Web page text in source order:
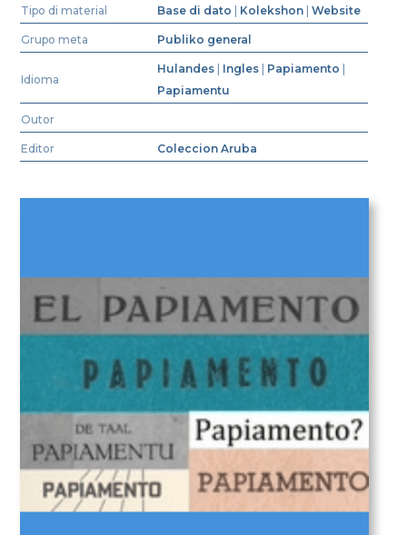
Tipo di material Base di dato Kolekshon |Website
Grupo meta Publiko general
Idioma
Hulandes Ingles Papiamento
Papiamentu
Outor
Editor Coleccion Aruba